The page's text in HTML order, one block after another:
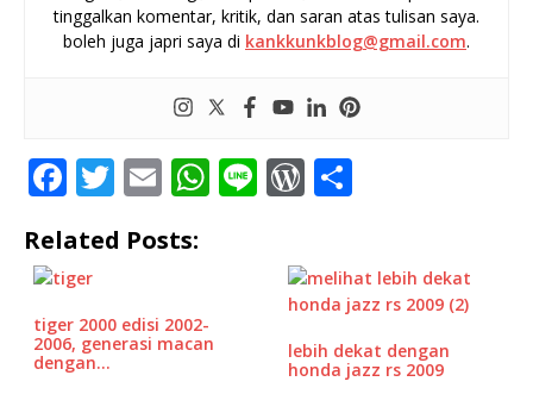
tinggalkan komentar, kritik, dan saran atas tulisan saya.
boleh juga japri saya di kankkunkblog@gmail.com.
F
c
e
b
o
T
it
r
E
ai
W
A
p
Li W
d
r
e
Related Posts:
tiger 2000 edisi 2002-
2006, generasi macan
dengan…
lebih dekat dengan
honda jazz rs 2009